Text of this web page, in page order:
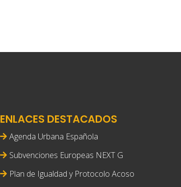
ENLACES DESTACADOS
Agenda Urbana Española
Subvenciones Europeas NEXT G
Plan de Igualdad y Protocolo Acoso